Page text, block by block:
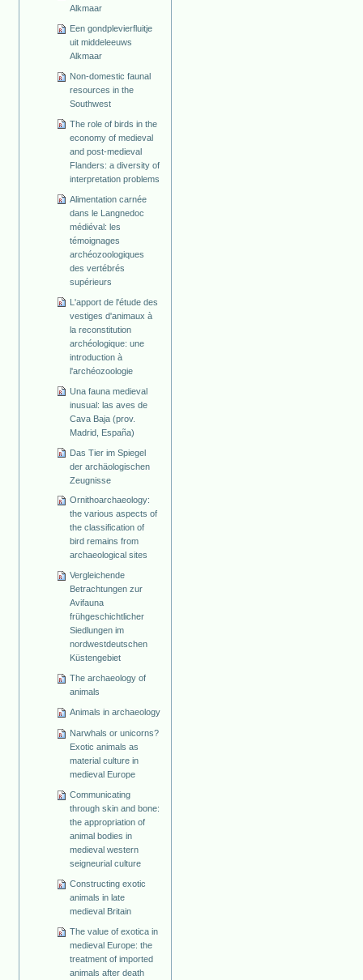
Alkmaar
Een gondplevierfluitje
uit middeleeuws
Alkmaar
Non-domestic faunal
resources in the
Southwest
The role of birds in the
economy of medieval
and post-medieval
Flanders: a diversity of
interpretation problems
Alimentation carnée
dans le Langnedoc
médiéval: les
témoignages
archéozoologiques
des vertébrés
supérieurs
L'apport de l'étude des
vestiges d'animaux à
la reconstitution
archéologique: une
introduction à
l'archéozoologie
Una fauna medieval
inusual: las aves de
Cava Baja (prov.
Madrid, España)
Das Tier im Spiegel
der archäologischen
Zeugnisse
Ornithoarchaeology:
the various aspects of
the classification of
bird remains from
archaeological sites
Vergleichende
Betrachtungen zur
Avifauna
frühgeschichtlicher
Siedlungen im
nordwestdeutschen
Küstengebiet
The archaeology of
animals
Animals in archaeology
Narwhals or unicorns?
Exotic animals as
material culture in
medieval Europe
Communicating
through skin and bone:
the appropriation of
animal bodies in
medieval western
seigneurial culture
Constructing exotic
animals in late
medieval Britain
The value of exotica in
medieval Europe: the
treatment of imported
animals after death